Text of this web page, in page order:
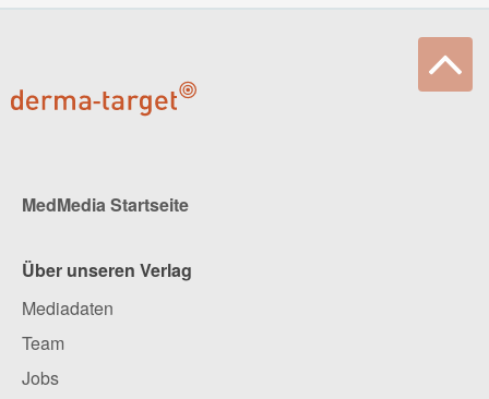
MedMedia Startseite
Über unseren Verlag
Mediadaten
Team
Jobs